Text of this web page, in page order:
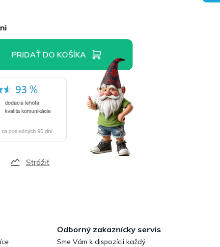
PRIDAŤ DO KOŠÍKA
Strážiť
Odborný zakaznícky servis
Sme Vám k dispozícii každý